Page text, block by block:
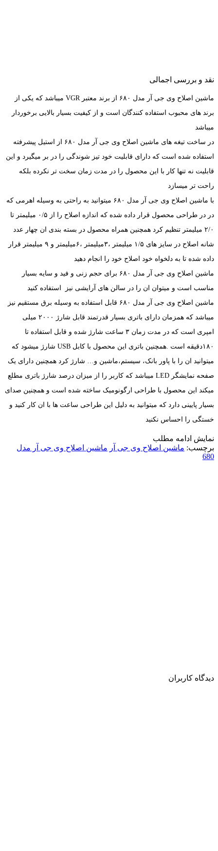
نقد و بررسی اجمالی
ماشین اصلاح وی جی آر مدل ۶۸۰ از برند معتبر VGR میباشد که یکی از
برند های محبوب استفاده کنندگان است و از کیفیت بسیار بالایی برخوردار
میباشد
در ساخت تیغه های ماشین اصلاح وی جی آر مدل ۶۸۰ از استیل پیشرفته
استفاده شده است که دارای قابلیت خود تیز شوندگی را در بر میگیرد و این
قابلیت نه تنها کار با این محصول را در مدت زمان سخت تر نکرده بلکه
راحت تر میسازد
با ماشین اصلاح وی جی آر مدل ۶۸۰ میتوانید به راحتی به وسیله اهرمی که
در در طراحی محصول قرار داده شده که اندازه اصلاح را از ۰/۵ میلیمتر تا
۲/۰ میلیمتر تنظیم کرد همچنین همراه محصول در بسته بندی ان چهار عدد
شانه اصلاح در سایز های ۱/۵ میلیمتر ،۳میلیمتر ،۶میلیمتر و ۹ میلیمتر قرار
داده شده تا به دلخواه خود اصلاح خود را انجام دهید
ماشین اصلاح وی جی آر مدل ۶۸۰ برای حجم زنی و فید و سایه بسیار
مناسب است و میتوان ان را در سالن های آرایشی نیز استفاده کنید
ماشین اصلاح وی جی آر مدل ۶۸۰ قابل استفاده به وسیله برق مستقیم نیز
میباشد که همزمان دارای باتری بسیار قدرتمند قابل شارژ ۲۰۰۰ میلی
امپری است که در مدت زمان ۳ ساعت شارژ شده و قابل استفاده تا
۱۸۰دقیقه است .همچنین باتری این محصول با کابل USB شارژ میشود که
میتوانید ان را با پاور بانک، سیستم،ماشین و‌… شارژ کرد همچنین دارای یک
صفحه نمایشگر LED میباشد که کاربر را از میزان درصد شارژ باتری مطلع
میکند این محصول با طراحی ارگونومیک ساخته شده است و همچنین صدای
بسیار پایینی دارد که میتوانید به دلیل این طراحی ساعت ها با ان کار کنید و
خستگی را احساس نکنید
نمایش ادامه مطلب
برچسب: ماشین اصلاح وی جی آر ماشین اصلاح وی جی آر مدل
680
دیدگاه کاربران